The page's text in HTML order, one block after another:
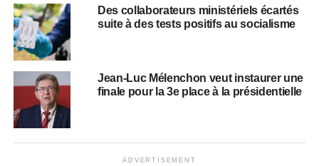
Des collaborateurs ministériels écartés
suite à des tests positifs au socialisme
Jean-Luc Mélenchon veut instaurer une
finale pour la 3e place à la présidentielle
ADVERTISEMENT